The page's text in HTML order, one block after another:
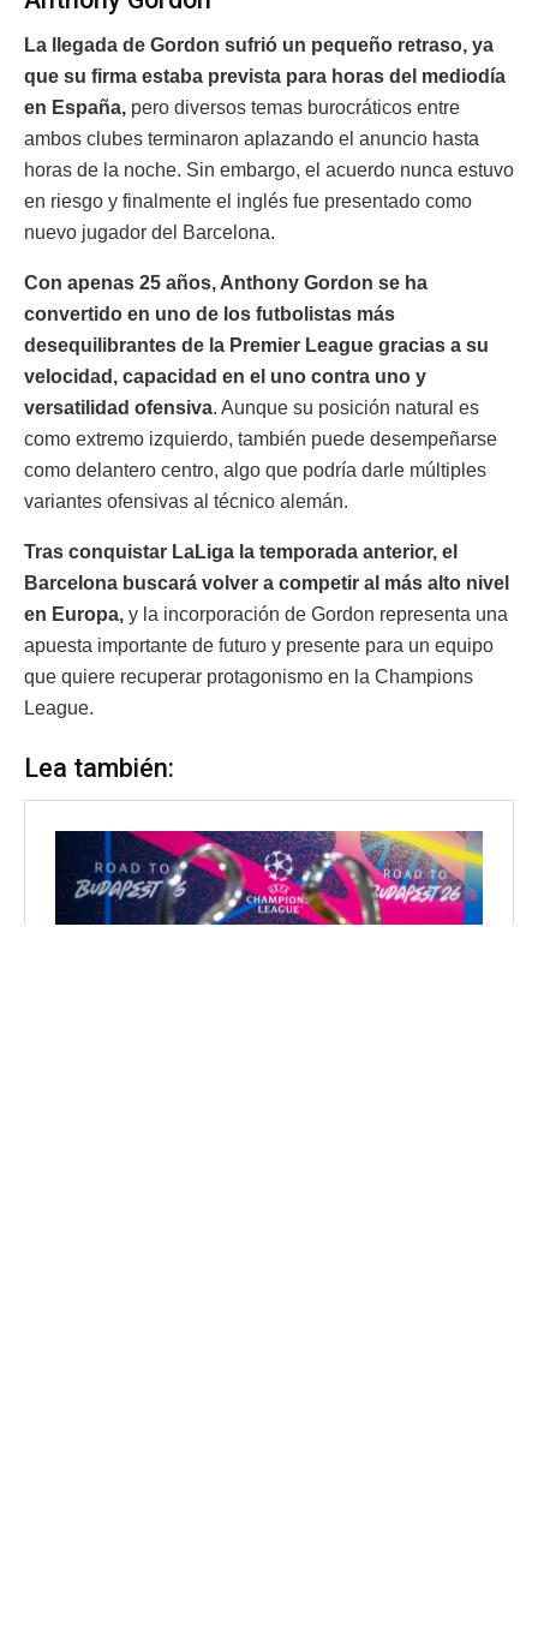
La llegada de Gordon sufrió un pequeño retraso, ya
que su firma estaba prevista para horas del mediodía
en España, pero diversos temas burocráticos entre
ambos clubes terminaron aplazando el anuncio hasta
horas de la noche. Sin embargo, el acuerdo nunca estuvo
en riesgo y finalmente el inglés fue presentado como
nuevo jugador del Barcelona.
Con apenas 25 años, Anthony Gordon se ha
convertido en uno de los futbolistas más
desequilibrantes de la Premier League gracias a su
velocidad, capacidad en el uno contra uno y
versatilidad ofensiva. Aunque su posición natural es
como extremo izquierdo, también puede desempeñarse
como delantero centro, algo que podría darle múltiples
variantes ofensivas al técnico alemán.
Tras conquistar LaLiga la temporada anterior, el
Barcelona buscará volver a competir al más alto nivel
en Europa, y la incorporación de Gordon representa una
apuesta importante de futuro y presente para un equipo
que quiere recuperar protagonismo en la Champions
League.
Lea también: